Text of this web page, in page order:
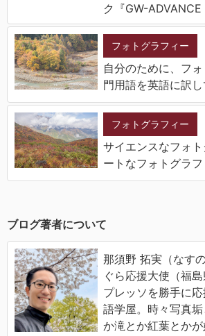
ク『GW-ADVANCE
フォトグラフィー
自分のために、フ
門用語を英語に訳
フォトグラフィー
サイエンスなフォ
ートなフォトグラ
ブログ著者について
那須野 拓実（なす
ぐら応援大使（福
プレッソを勝手に
語学屋。時々写真
か滝とか紅葉とか